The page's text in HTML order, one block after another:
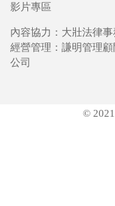
影片專區
內容協力：大壯法律
經營管理：謙明管理顧
公司
©